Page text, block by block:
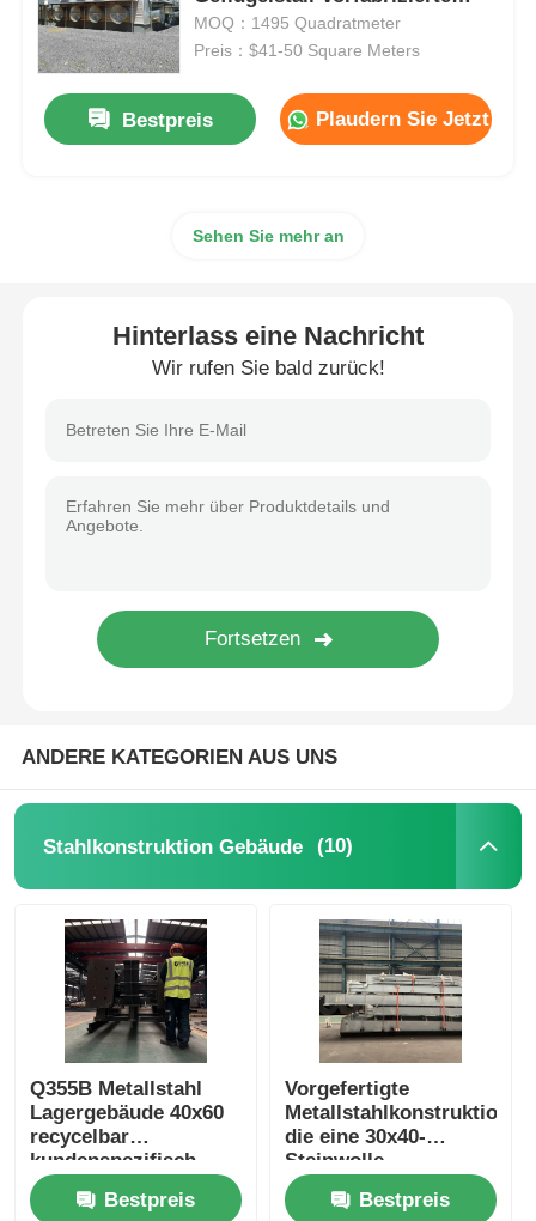
Stahlkonstruktion Gebäude
Werkstatt für Stahlkonstruktionen
Schwere Stahlkonstruktion
Brücken aus Stahl
Stahlstrukturbüro
Mehrstöckige Stahlkonstruktion
Industrielle Stahlkonstruktion
Stahlkonstruktion für den Gewerbe
Vorgefertigte Stahlstrukturen
Industriegebäude
MOQ：1495 Quadratmeter
Preis：$41-50 Square Meters
Bestpreis Plaudern Sie Jetzt
Sehen Sie mehr an
Hinterlass eine Nachricht
Wir rufen Sie bald zurück!
ANDERE KATEGORIEN AUS UNS
Stahlkonstruktion Gebäude (10)
Q355B Metallstahl
Lagergebäude 40x60
recycelbar
kundenspezifisch
Bestpreis
Vorgefertigte
Metallstahlkonstruktion,
die eine 30x40-
Steinwolle-
Sandwichplattenwand
errichtetBestpreis